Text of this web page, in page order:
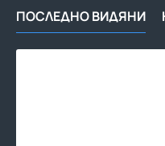
ПОСЛЕДНО ВИДЯНИ